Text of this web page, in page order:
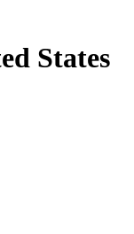
States